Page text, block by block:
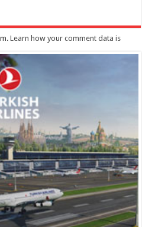
Learn how your comment data is